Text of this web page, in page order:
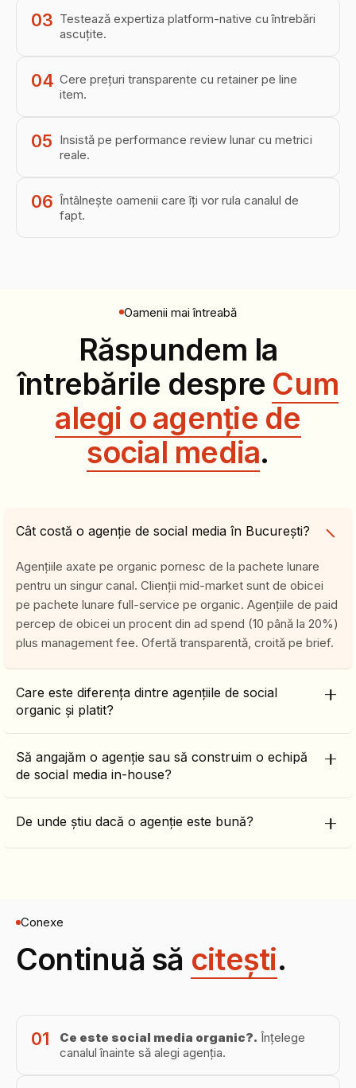
03 Testează expertiza platform-native cu întrebări
ascuțite.
04 Cere prețuri transparente cu retainer pe line
item.
05 Insistă pe performance review lunar cu metrici
reale.
06 Întâlnește oamenii care îți vor rula canalul de
fapt.
Oamenii mai întreabă
Răspundem la
întrebările despre Cum
alegi o agenție de
social media.
Cât costă o agenție de social media în București?
Agențiile axate pe organic pornesc de la pachete lunare
pentru un singur canal. Clienții mid-market sunt de obicei
pe pachete lunare full-service pe organic. Agențiile de paid
percep de obicei un procent din ad spend (10 până la 20%)
plus management fee. Ofertă transparentă, croită pe brief.
Care este diferența dintre agențiile de social
organic și platit?
Să angajăm o agenție sau să construim o echipă
de social media in-house?
De unde știu dacă o agenție este bună?
Conexe
Continuă să citești.
01 Ce este social media organic?. Înțelege
canalul înainte să alegi agenția.